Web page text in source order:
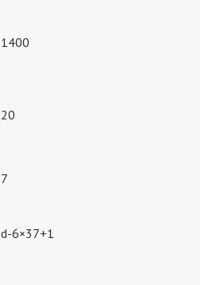
1400
20
7
d-6×37+1